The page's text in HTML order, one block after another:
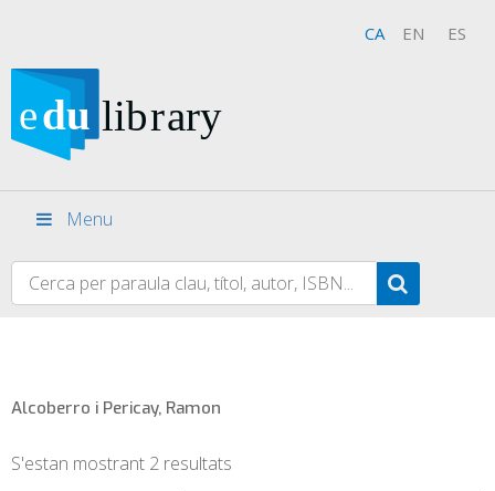
CA EN ES
Menu
Alcoberro i Pericay, Ramon
S'estan mostrant 2 resultats